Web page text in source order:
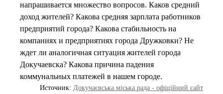
напрашивается множество вопросов. Каков средний
доход жителей? Какова средняя зарплата работников
предприятий города? Какова стабильность на
компаниях и предприятиях города Дружковки? Не
ждет ли аналогичная ситуация жителей города
Докучаевска? Какова причина падения
коммунальных платежей в нашем городе.
Источник: Докучаєвська мiська рада - офіційний сайт